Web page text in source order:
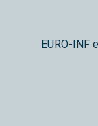
EURO-INF